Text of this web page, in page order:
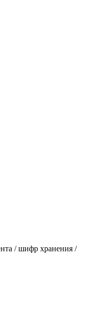
/ шифр хранения /